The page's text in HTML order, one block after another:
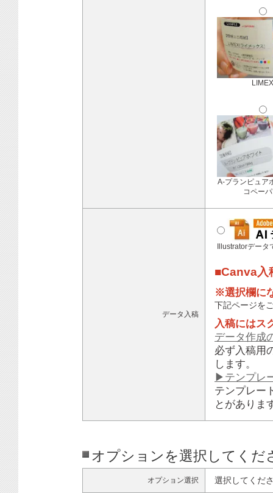
A-プランピュア
コペー
データ入稿
Illustratorデータ
■Canva入
※選択欄に
下記ページを
入稿にはス
データ作成
必ず入稿用
します。
▶テンプレ
テンプレー
とがありま
オプションを選択してくだ
オプション選択 選択してくだ